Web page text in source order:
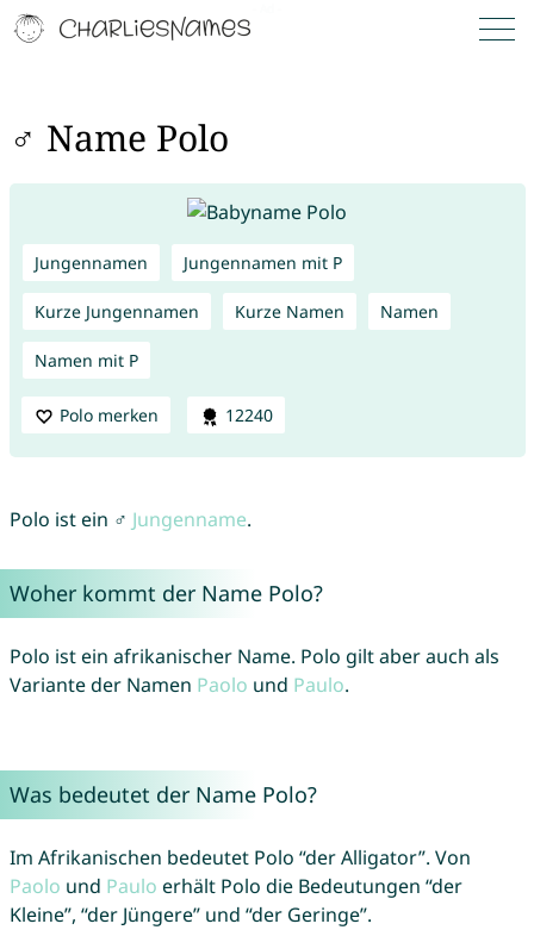
♂ Name Polo
Jungennamen Jungennamen mit P
Kurze Jungennamen Kurze Namen Namen
Namen mit P
Polo merken 12240
Polo ist ein ♂ Jungenname.
Woher kommt der Name Polo?
Polo ist ein afrikanischer Name. Polo gilt aber auch als
Variante der Namen Paolo und Paulo.
Was bedeutet der Name Polo?
Im Afrikanischen bedeutet Polo “der Alligator”. Von
Paolo und Paulo erhält Polo die Bedeutungen “der
Kleine”, “der Jüngere” und “der Geringe”.